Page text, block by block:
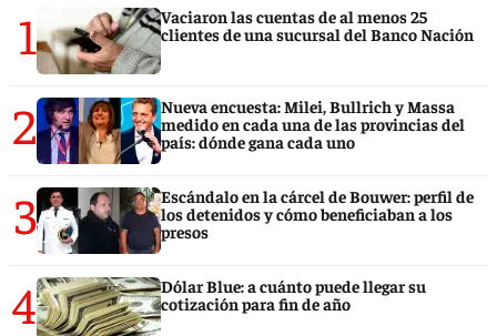
1
Vaciaron las cuentas de al menos 25
clientes de una sucursal del Banco Nación
2
Nueva encuesta: Milei, Bullrich y Massa
medido en cada una de las provincias del
país: dónde gana cada uno
3
Escándalo en la cárcel de Bouwer: perfil de
los detenidos y cómo beneficiaban a los
presos
4
Dólar Blue: a cuánto puede llegar su
cotización para fin de año